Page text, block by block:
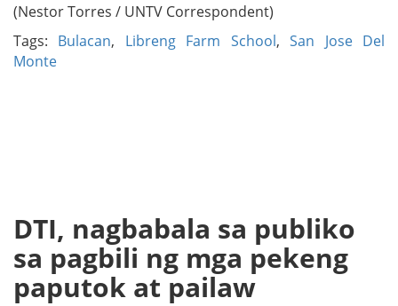
(Nestor Torres / UNTV Correspondent)
Tags: Bulacan, Libreng Farm School,San Jose Del
Monte
DTI, nagbabala sa publiko
sa pagbili ng mga pekeng
paputok at pailaw